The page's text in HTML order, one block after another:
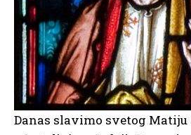
Danas slavimo svetog Matiju